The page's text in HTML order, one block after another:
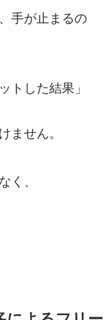
手が止まるの
トした結果」
ません。
く、